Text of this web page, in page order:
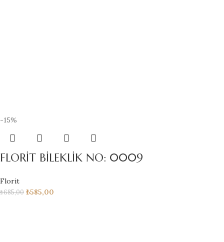
-15%
FLORİT BİLEKLİK NO: 0009
Florit
₺685,00 ₺585,00